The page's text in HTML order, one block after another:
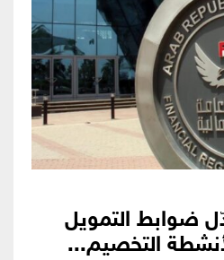
ضوابط التمويل
لأنشطة التخصيم...